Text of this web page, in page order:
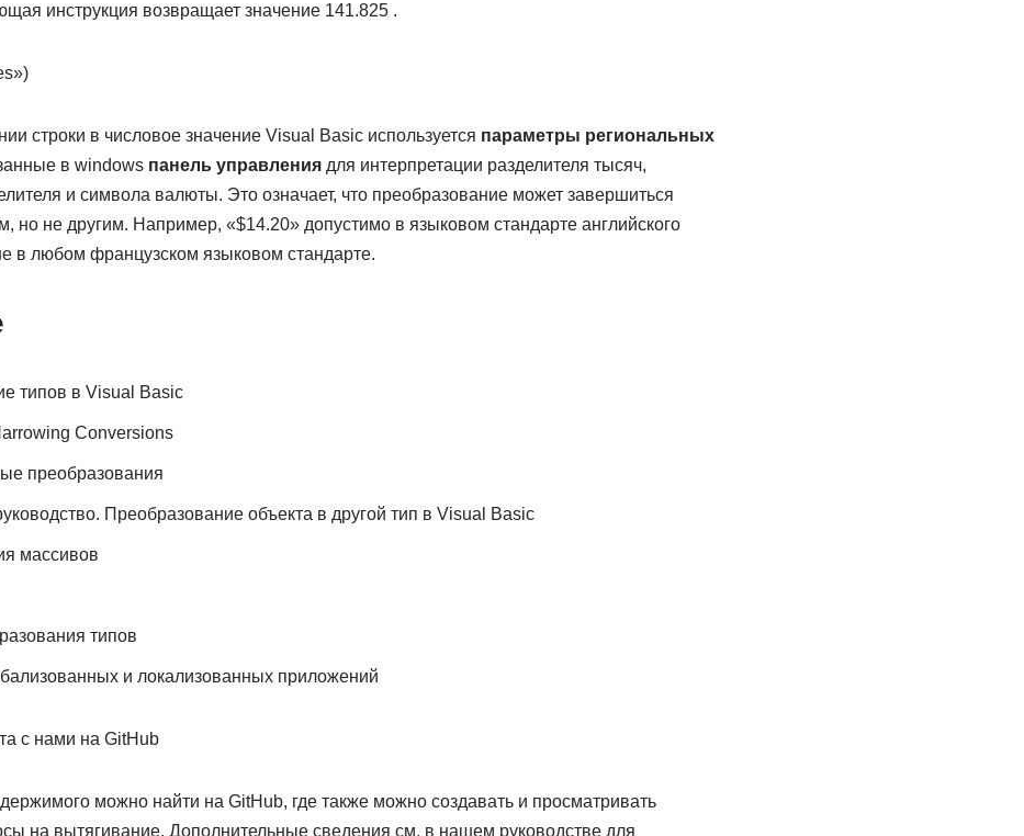
инструкция возвращает значение 141.825 .
строки в числовое значение Visual Basic используется параметры региональных
в windows панель управлениядля интерпретации разделителя тысяч,
и символа валюты. Это означает, что преобразование может завершиться
но не другим. Например, «$14.20» допустимо в языковом стандарте английского
в любом французском языковом стандарте.
типов в Visual Basic
Conversions
преобразования
Преобразование объекта в другой тип в Visual Basic
массивов
типов
и локализованных приложений
с нами на GitHub
можно найти на GitHub, где также можно создавать и просматривать
на вытягивание. Дополнительные сведения см. в нашем руководстве для